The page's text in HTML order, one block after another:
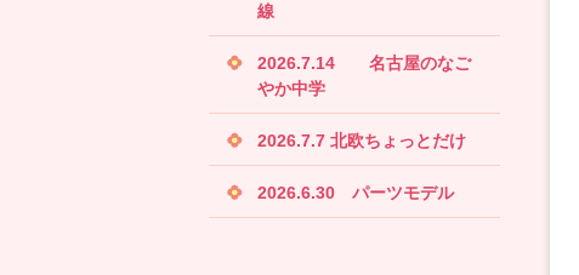
線
2026.7.14 名古屋のなご
やか中学
2026.7.7 北欧ちょっとだけ
2026.6.30 パーツモデル